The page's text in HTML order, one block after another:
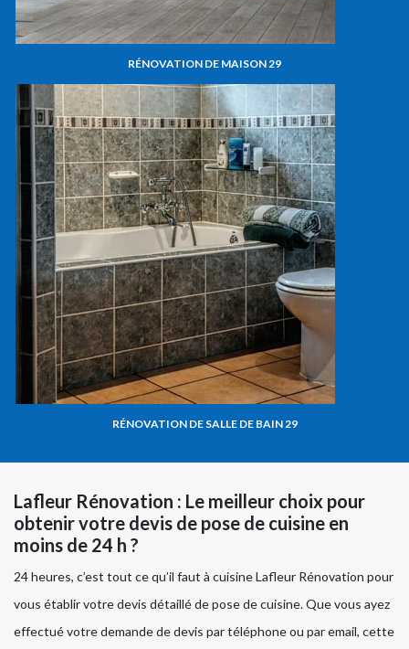
RÉNOVATION DE MAISON 29
RÉNOVATION DE SALLE DE BAIN 29
Lafleur Rénovation : Le meilleur choix pour
obtenir votre devis de pose de cuisine en
moins de 24 h ?
24 heures, c’est tout ce qu’il faut à cuisine Lafleur Rénovation pour
vous établir votre devis détaillé de pose de cuisine. Que vous ayez
effectué votre demande de devis par téléphone ou par email, cette